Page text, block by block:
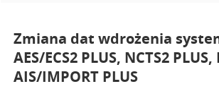
Zmiana dat wdrożenia
AES/ECS2 PLUS, NCTS2
AIS/IMPORT PLUS